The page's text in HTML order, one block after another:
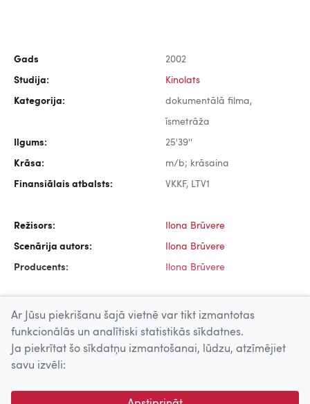
Gads 2002
Studija: Kinolats
Kategorija: dokumentālā filma,
īsmetrāža
Ilgums: 25'39''
Krāsa: m/b; krāsaina
Finansiālais atbalsts: VKKF, LTV1
Režisors: Ilona Brūvere
Scenārija autors: Ilona Brūvere
Producents: Ilona Brūvere
Uz augšu
© 2026 Nacionālais Kino centrs, Kultūras informācijas sistēmu
Ar Jūsu piekrišanu šajā vietnē var tikt izmantotas
funkcionālās un analītiski statistikās sīkdatnes.
Ja piekrītat šo sīkdatņu izmantošanai, lūdzu, atzīmējiet
savu izvēli: